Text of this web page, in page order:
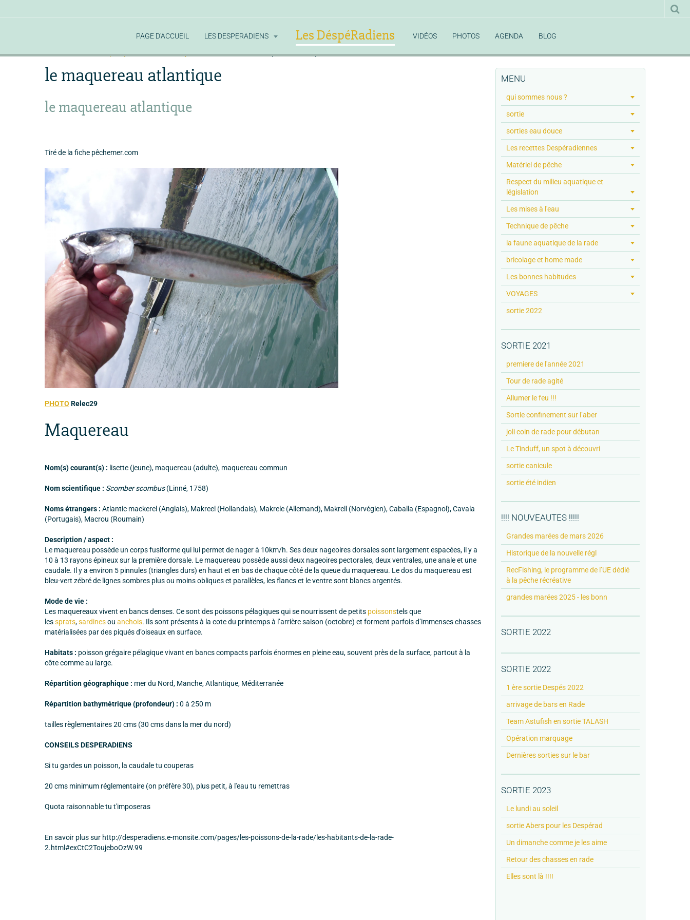
PAGE D'ACCUEIL LES DESPERADIENS Les DéspéRadiens VIDÉOS PHOTOS AGENDA BLOG
Accueil la faune aquatique de la rade les poissons de la rade le maquereau atlantique
le maquereau atlantique
le maquereau atlantique
Tiré de la fiche pêchemer.com
PHOTO Relec29
Maquereau
Nom(s) courant(s) : lisette (jeune), maquereau (adulte), maquereau commun
Nom scientifique : Scomber scombus(Linné, 1758)
Noms étrangers : Atlantic mackerel (Anglais), Makreel (Hollandais), Makrele (Allemand), Makrell (Norvégien), Caballa (Espagnol), Cavala
(Portugais), Macrou (Roumain)
Description / aspect :
Le maquereau possède un corps fusiforme qui lui permet de nager à 10km/h. Ses deux nageoires dorsales sont largement espacées, il y a
10 à 13 rayons épineux sur la première dorsale. Le maquereau possède aussi deux nageoires pectorales, deux ventrales, une anale et une
caudale. Il y a environ 5 pinnules (triangles durs) en haut et en bas de chaque côté de la queue du maquereau. Le dos du maquereau est
bleu-vert zébré de lignes sombres plus ou moins obliques et parallèles, les flancs et le ventre sont blancs argentés.
Mode de vie :
Les maquereaux vivent en bancs denses. Ce sont des poissons pélagiques qui se nourrissent de petits poissonstels que
lessprats,sardinesou anchois. Ils sont présents à la cote du printemps à l’arrière saison (octobre) et forment parfois d’immenses chasses
matérialisées par des piqués d’oiseaux en surface.
Habitats : poisson grégaire pélagique vivant en bancs compacts parfois énormes en pleine eau, souvent près de la surface, partout à la
côte comme au large.
Répartition géographique : mer du Nord, Manche, Atlantique, Méditerranée
Répartition bathymétrique (profondeur) : 0 à 250 m
tailles règlementaires 20 cms (30 cms dans la mer du nord)
CONSEILS DESPERADIENS
Si tu gardes un poisson, la caudale tu couperas
20 cms minimum réglementaire (on préfère 30), plus petit, à l'eau tu remettras
Quota raisonnable tu t'imposeras
En savoir plus sur http://desperadiens.e-monsite.com/pages/les-poissons-de-la-rade/les-habitants-de-la-rade-
2.html#exCtC2ToujeboOzW.99
MENU
qui sommes nous ?
sortie
sorties eau douce
Les recettes Despéradiennes
Matériel de pêche
Respect du milieu aquatique et
législation
Les mises à l'eau
Technique de pêche
la faune aquatique de la rade
bricolage et home made
Les bonnes habitudes
VOYAGES
sortie 2022
SORTIE 2021
premiere de l'année 2021
Tour de rade agité
Allumer le feu !!!
Sortie confinement sur l’aber
joli coin de rade pour débutan
Le Tinduff, un spot à découvri
sortie canicule
sortie été indien
!!!! NOUVEAUTES !!!!!
Grandes marées de mars 2026
Historique de la nouvelle régl
RecFishing, le programme de l’UE dédié
à la pêche récréative
grandes marées 2025 - les bonn
SORTIE 2022
SORTIE 2022
1 ère sortie Despés 2022
arrivage de bars en Rade
Team Astufish en sortie TALASH
Opération marquage
Dernières sorties sur le bar
SORTIE 2023
Le lundi au soleil
sortie Abers pour les Despérad
Un dimanche comme je les aime
Retour des chasses en rade
Elles sont là !!!!